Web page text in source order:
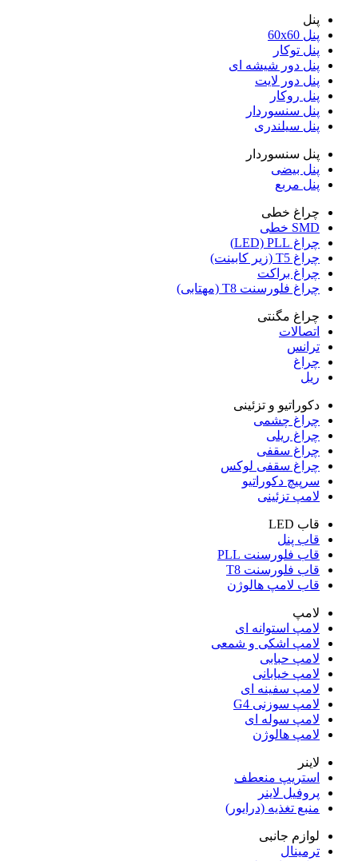
پنل
پنل 60x60
پنل توکار
پنل دور شیشه ای
پنل دور لایت
پنل روکار
پنل سنسوردار
پنل سیلندری
پنل سنسوردار
پنل بیضی
پنل مربع
چراغ خطی
SMD خطی
چراغ LED) PLL)
چراغ T5 (زیر کابینت)
چراغ براکت
چراغ فلورسنت T8 (مهتابی)
چراغ مگنتی
اتصالات
ترانس
چراغ
ریل
دکوراتیو و تزئینی
چراغ چشمی
چراغ ریلی
چراغ سقفی
چراغ سقفی لوکس
سرپیچ دکوراتیو
لامپ تزئینی
قاب LED
قاب پنل
قاب فلورسنت PLL
قاب فلورسنت T8
قاب لامپ هالوژن
لامپ
لامپ استوانه ای
لامپ اشکی و شمعی
لامپ حبابی
لامپ خیابانی
لامپ سفینه ای
لامپ سوزنی G4
لامپ سوله ای
لامپ هالوژن
لاینر
استریپ منعطف
پروفیل لاینر
منبع تغذیه (درایور)
لوازم جانبی
ترمینال